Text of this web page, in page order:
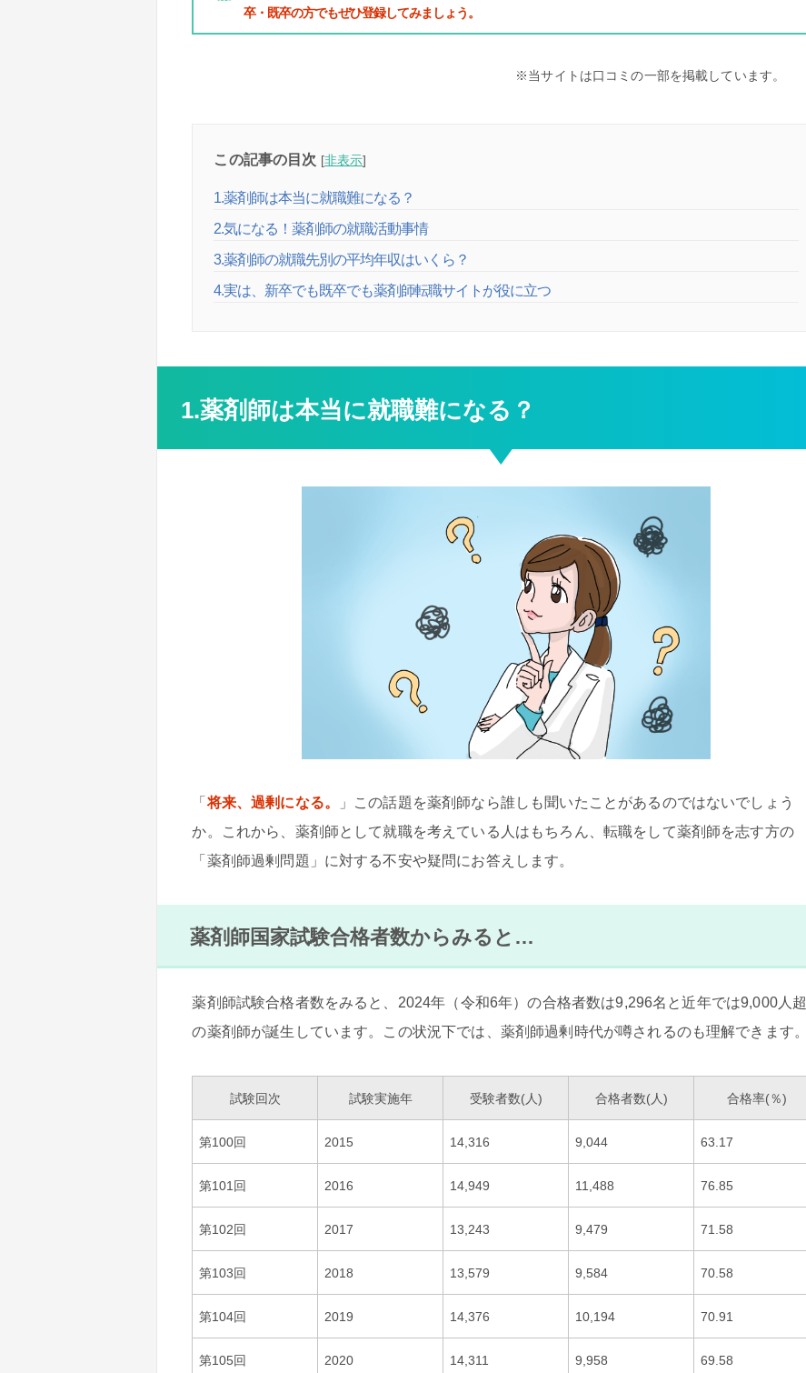
卒・既卒の方でもぜひ登録してみましょう。
※当サイトは口コミの一部を掲載しています。
この記事の目次 [非表示]
1.薬剤師は本当に就職難になる？
2.気になる！薬剤師の就職活動事情
3.薬剤師の就職先別の平均年収はいくら？
4.実は、新卒でも既卒でも薬剤師転職サイトが役に立つ
1.薬剤師は本当に就職難になる？
「将来、過剰になる。
」この話題を薬剤師なら誰しも聞いたことがあるのではないでしょう
か。これから、薬剤師として就職を考えている人はもちろん、転職をして薬剤師を志す方の
「薬剤師過剰問題」に対する不安や疑問にお答えします。
薬剤師国家試験合格者数からみると…
薬剤師試験合格者数をみると、2024年（令和6年）の合格者数は9,296名と近年では9,000人超
の薬剤師が誕生しています。この状況下では、薬剤師過剰時代が噂されるのも理解できます。
試験回次 試験実施年 受験者数(人) 合格者数(人) 合格率(％)
第100回 2015 14,316 9,044 63.17
第101回 2016 14,949 11,488 76.85
第102回 2017 13,243 9,479 71.58
第103回 2018 13,579 9,584 70.58
第104回 2019 14,376 10,194 70.91
第105回 2020 14,311 9,958 69.58